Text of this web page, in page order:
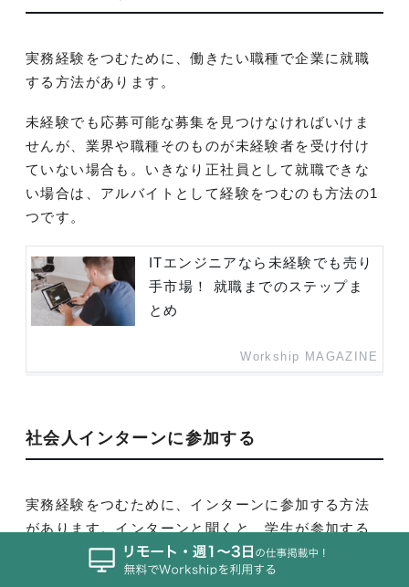
実務経験をつむために、働きたい職種で企業に就職
する方法があります。
未経験でも応募可能な募集を見つけなければいけま
せんが、業界や職種そのものが未経験者を受け付け
ていない場合も。いきなり正社員として就職できな
い場合は、アルバイトとして経験をつむのも方法の1
つです。
ITエンジニアなら未経験でも売り
手市場！ 就職までのステップま
とめ
Workship MAGAZINE
社会人インターンに参加する
実務経験をつむために、インターンに参加する方法
があります。インターンと聞くと、学生が参加する
イメージはありますが、既卒の人材を募っている場
合もあります。